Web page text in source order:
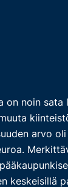
on noin sata
arvo
keskeisillä